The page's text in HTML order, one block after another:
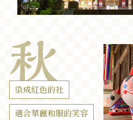
染成紅色的社
適合華麗和服的笑容